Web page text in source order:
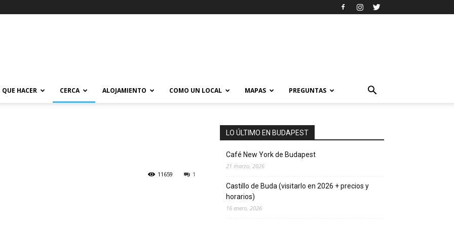
QUE HACER CERCA ALOJAMIENTO COMO UN LOCAL MAPAS PREGUNTAS
1
11659
LO ÚLTIMO EN BUDAPEST
Café New York de Budapest
21 marzo, 2026
Castillo de Buda (visitarlo en 2026 + precios y
horarios)
16 enero, 2026